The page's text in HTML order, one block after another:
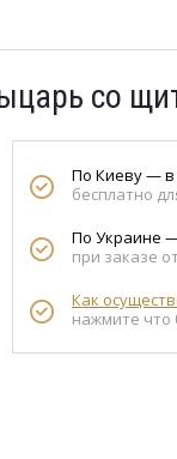
со
По Киеву — в
бесплатно
По Украине
при заказе
Как
нажмите что